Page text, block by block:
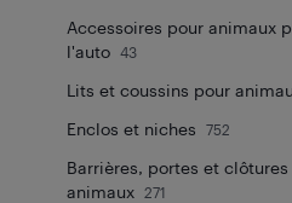
Accessoires pour animaux
l'auto
43
Lits et coussins pour
Enclos et niches 752
Barrières, portes et
animaux
271